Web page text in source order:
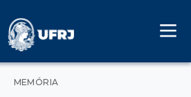
Categorias
MEMÓRIA